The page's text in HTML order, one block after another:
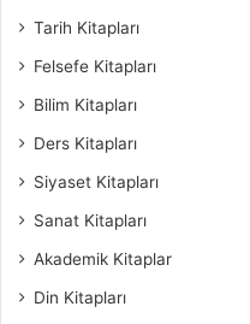
Tarih Kitapları
Felsefe Kitapları
Bilim Kitapları
Ders Kitapları
Siyaset Kitapları
Sanat Kitapları
Akademik Kitaplar
Din Kitapları